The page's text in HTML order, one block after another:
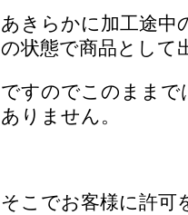
あきらかに加工途中
の状態で商品として
ですのでこのままで
ありません。
そこでお客様に許可